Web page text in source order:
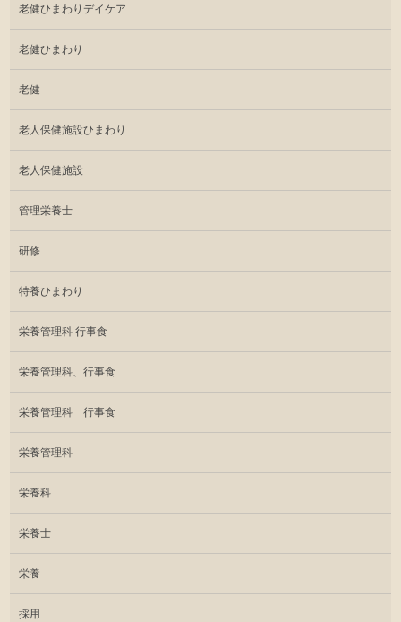
老健ひまわりデイケア
老健ひまわり
老健
老人保健施設ひまわり
老人保健施設
管理栄養士
研修
特養ひまわり
栄養管理科 行事食
栄養管理科、行事食
栄養管理科 行事食
栄養管理科
栄養科
栄養士
栄養
採用